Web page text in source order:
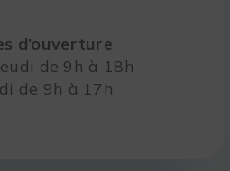
d’ouverture
de 9h à 18h
de 9h à 17h